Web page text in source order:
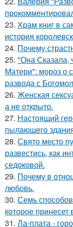
23. Храм книг в
история
24. Почему
25. "Она Сказала,
Матери": мороз о
развода с
26. Женская
а не открыто.
27. Настоящий
пылающего
28. Свято место
развестись, как
седоковой.
29. Почему в
любовь.
30. Семь
которое
31. Ла-плата -